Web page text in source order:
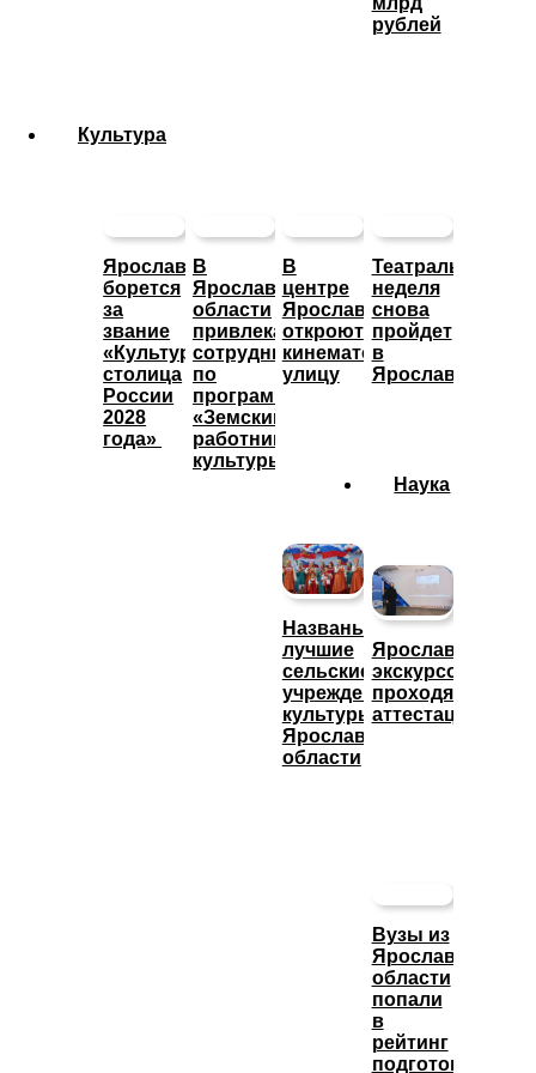
рублей
Культура
Ярославль
борется
за
звание
«Культурная
столица
России
2028
года»
В
Ярославской
области
привлекают
сотрудников
по
программе
«Земский
работник
культуры»
В
центре
Ярославле
откроют
кинематографическую
улицу
Театральная
неделя
снова
пройдет
в
Ярославле
Названы
лучшие
сельские
учреждения
культуры
Ярославской
области
Наука
Ярославские
экскурсоводы
проходят
аттестацию
Вузы из
Ярославской
области
попали
в
рейтинг
подготовки